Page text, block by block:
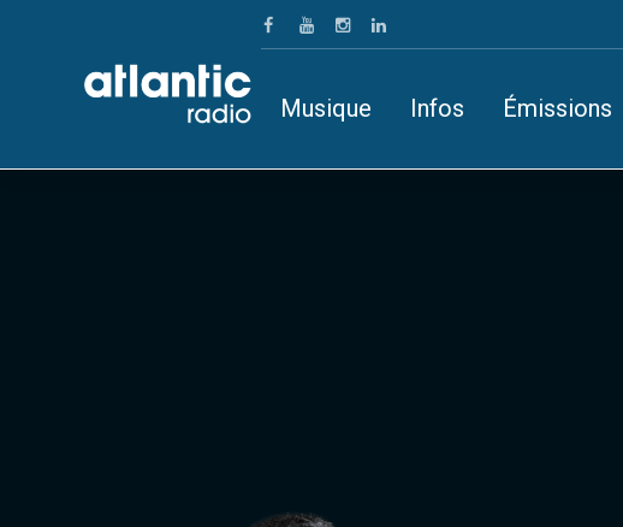
Musique Infos Émissions